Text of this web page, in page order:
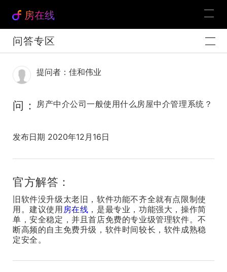
房在线
问答专区
提问者：佳和伟业
问： 房产中介公司一般使用什么房屋中介管理系统？
发布日期 2020年12月16日
官方解答：
旧软件没升级太老旧，软件功能不齐全就有点限制使
用。建议使用 房在线 ，是最专业，功能强大，操作简
单，安全稳定，并且首店免费的专业级管理软件。不
断高频的自主免费升级， 软件时间较长，软件成熟稳
定安全。